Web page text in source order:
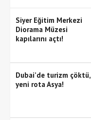
Siyer Eğitim Merkezi
Diorama Müzesi
kapılarını açtı!
Dubai’de turizm çöktü,
yeni rota Asya!